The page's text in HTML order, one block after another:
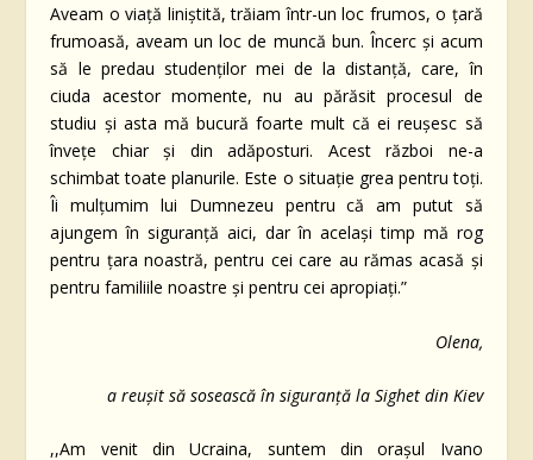
Aveam o viață liniștită, trăiam într-un loc frumos, o țară
frumoasă, aveam un loc de muncă bun. Încerc și acum
să le predau studenților mei de la distanță, care, în
ciuda acestor momente, nu au părăsit procesul de
studiu și asta mă bucură foarte mult că ei reușesc să
învețe chiar și din adăposturi. Acest război ne-a
schimbat toate planurile. Este o situație grea pentru toți.
Îi mulțumim lui Dumnezeu pentru că am putut să
ajungem în siguranță aici, dar în același timp mă rog
pentru țara noastră, pentru cei care au rămas acasă și
pentru familiile noastre și pentru cei apropiați.”
Olena,
a reușit să sosească în siguranță la Sighet din Kiev
,,Am venit din Ucraina, suntem din orașul Ivano